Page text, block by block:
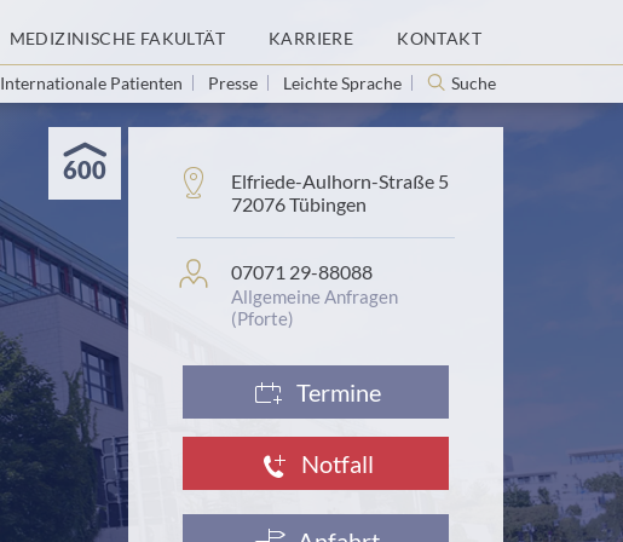
MEDIZINISCHE FAKULTÄT KARRIERE KONTAKT
Internationale Patienten Presse Leichte Sprache Suche
600 Adresse:
Elfriede-Aulhorn-Straße 5
72076 Tübingen
Personenprofil:
07071 29-88088
Allgemeine Anfragen
(Pforte)
Termine
Notfall